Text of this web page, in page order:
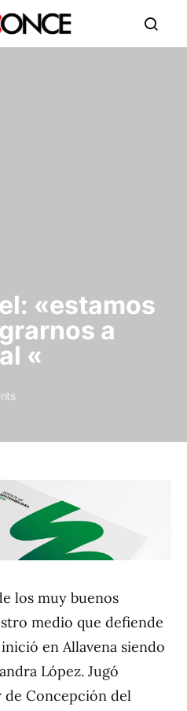
«estamos
a
«
los muy buenos
medio que defiende
en Allavena siendo
López. Jugó
de Concepción del